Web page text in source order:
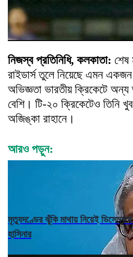
নিজস্ব প্রতিনিধি, কলকাতা: শেষ
রাইডার্স তুলে নিয়েছে এমন একজন
অভিজ্ঞতা ভারতীয় ক্রিকেটে
বেশি। টি-২০ ক্রিকেটেও তিনি
অজিঙ্কা রাহানে।
আরও পড়ুন:
মৃত্যুদণ্ডের ঝুঁকি মাথায় নিয়েই
হাসিনার